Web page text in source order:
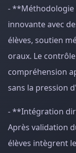
- **Méthodologie
innovante avec
élèves, soutien
oraux. Le
compréhension
sans la pression
- **Intégration
Après validation
élèves intègrent